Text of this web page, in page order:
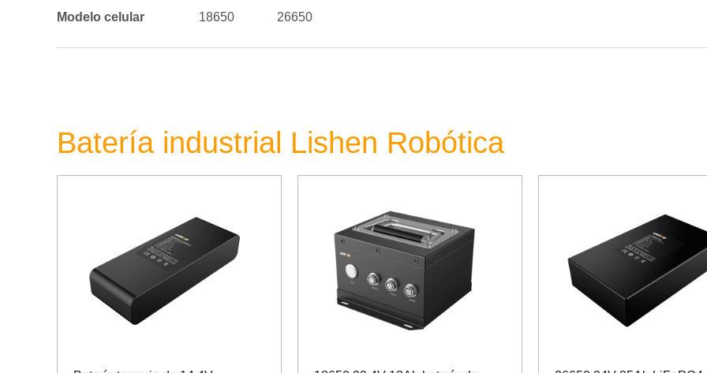
Modelo celular 18650 26650
Batería industrial Lishen Robótica